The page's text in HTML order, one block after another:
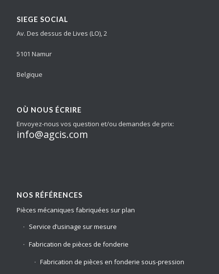
SIEGE SOCIAL
Av. Des dessus de Lives (LO), 2
5101 Namur
Belgique
OÙ NOUS ÉCRIRE
Envoyez-nous vos question et/ou demandes de prix:
info@agcis.com
NOS RÉFÉRENCES
Pièces mécaniques fabriquées sur plan
Service d’usinage sur mesure
Fabrication de pièces de fonderie
Fabrication de pièces en fonderie sous-pression